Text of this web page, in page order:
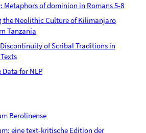
Metaphors of dominion in Romans 5-8
the Neolithic Culture of Kilimanjaro
Tanzania
of Scribal Traditions in
for NLP
Berolinense
eine text-kritische Edition der